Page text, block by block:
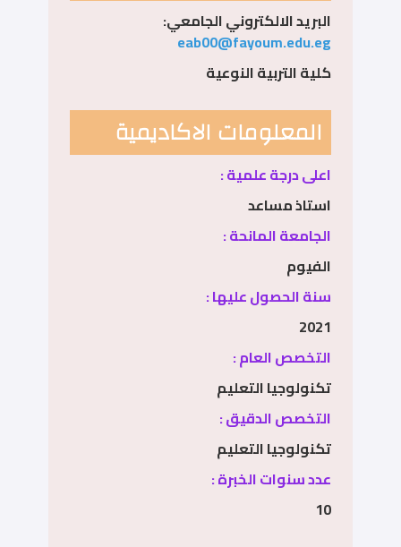
البريد الالكتروني الجامعي:
eab00@fayoum.edu.eg
كلية التربية النوعية
المعلومات الاكاديمية
اعلى درجة علمية :
استاذ مساعد
الجامعة المانحة :
الفيوم
سنة الحصول عليها :
2021
التخصص العام :
تكنولوجيا التعليم
التخصص الدقيق :
تكنولوجيا التعليم
عدد سنوات الخبرة :
10